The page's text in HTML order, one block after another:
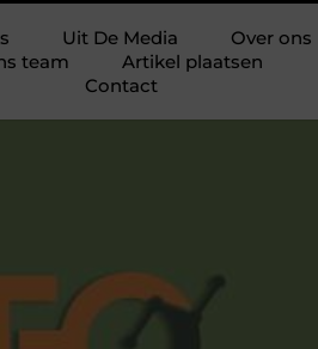
Uit De Media
Over ons
team
Artikel plaatsen
Contact